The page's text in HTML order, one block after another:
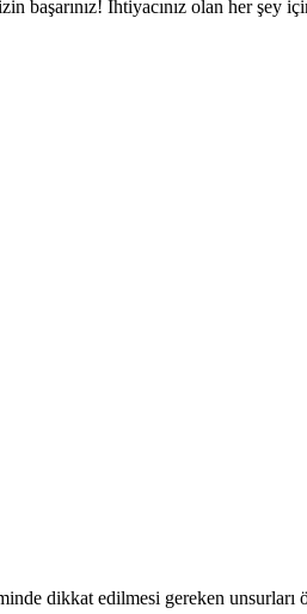
başarınız! İhtiyacınız olan her şey
dikkat edilmesi gereken unsurları